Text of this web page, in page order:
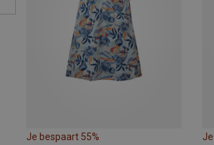
Je bespaart 55%